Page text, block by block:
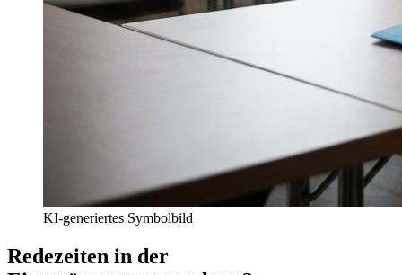
KI-generiertes Symbolbild
Redezeiten in der